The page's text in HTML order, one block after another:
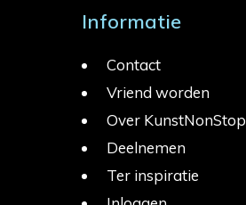
Informatie
Contact
Vriend worden
Over KunstNonStop
Deelnemen
Ter inspiratie